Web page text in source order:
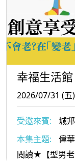
幸福生活館
2026/07/31 (五
受邀來賓:
城
本集主題:
偉
閱讀★【型男